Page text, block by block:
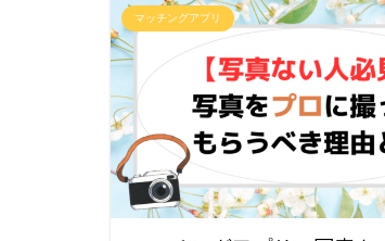
マッチングアプリ